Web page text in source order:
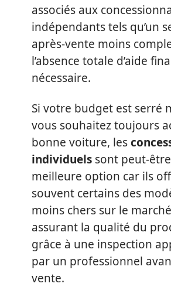
associés aux
indépendants tels qu’un
après-vente moins
l’absence totale d’aide
nécessaire.
Si votre budget est serré
vous souhaitez toujours
bonne voiture, les
individuels sont peut-
meilleure option car ils
souvent certains des
moins chers sur le
assurant la qualité du
grâce à une inspection
par un professionnel
vente.